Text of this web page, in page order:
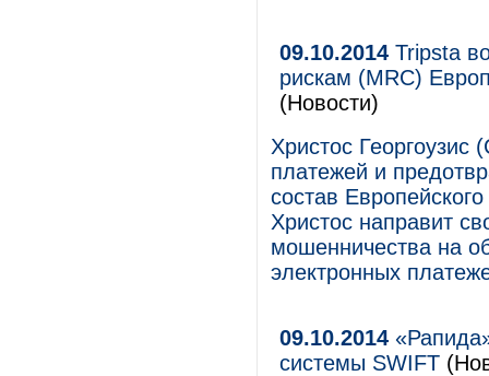
09.10.2014 Tripsta
рискам (MRC)
(Новости)
Христос Георгоузис
платежей и
состав
Христос направит
мошенничества на
электронных
09.10.2014
системы SWIFT